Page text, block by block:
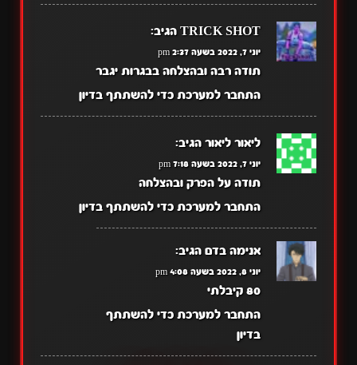
TRICK SHOT הגיב:
יוני 7, 2022 בשעה 2:37 pm
תודה רבה ובהצלחה בבגרות יגבר
התחבר למערכת כדי להשתתף בדיון
ליאור ליאור הגיב:
יוני 7, 2022 בשעה 7:18 pm
תודה על הפרק ובהצלחה
התחבר למערכת כדי להשתתף בדיון
אנימה בדם הגיב:
יוני 8, 2022 בשעה 4:08 pm
80 קיבלתי
התחבר למערכת כדי להשתתף
בדיון